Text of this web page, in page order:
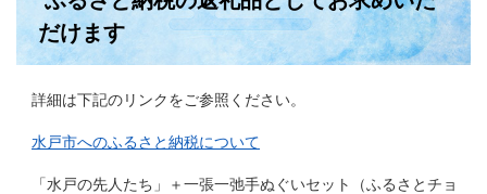
だけます
詳細は下記のリンクをご参照ください。
水戸市へのふるさと納税について
「水戸の先人たち」＋一張一弛手ぬぐいセット（ふるさとチョ